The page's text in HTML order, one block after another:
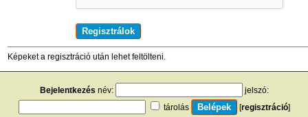
(Awww.geocaching.hu
Geocaching Közhasznú Egyesület egyéb
A geocaching (ejtsd: "geokesing") az Egyesült
Magyar Geocaching Közhasznú Egyesület (MGKE)
lényege, hogy egy jól lezárt ládikát az arra jogosult
kiszemelt, valamilyen szempont szerint megismerésre,
Képeket a regisztráció után lehet feltölteni.
Bejelentkezés név:
jelszó:
tárolás
[regisztráció]